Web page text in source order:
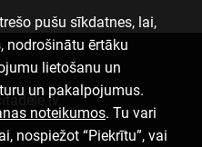
pušu sīkdatnes, lai,
nodrošinātu ērtāku
lietošanu un
un pakalpojumus.
noteikumos. Tu vari
nospiežot “Piekrītu”, vai